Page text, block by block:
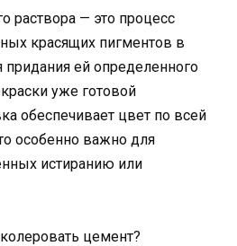
раствора — это процесс
красящих пигментов в
ей определенного
уже готовой
обеспечивает цвет по всей
особенно важно для
истиранию или
цемент?